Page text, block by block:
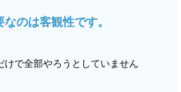
のは客観性です。
けで全部やろうとしていません